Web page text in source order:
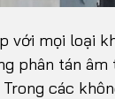
với mọi loại
phân tán
các